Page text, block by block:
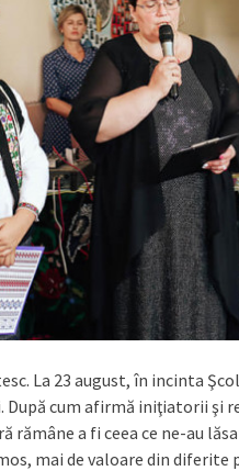
La 23 august, în incinta
După cum afirmă iniţiatorii şi
rămâne a fi ceea ce ne-au
mai de valoare din diferite